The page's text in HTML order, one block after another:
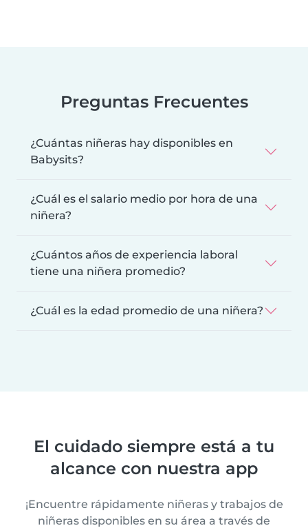
Preguntas Frecuentes
¿Cuántas niñeras hay disponibles en
Babysits?
¿Cuál es el salario medio por hora de una
niñera?
¿Cuántos años de experiencia laboral
tiene una niñera promedio?
¿Cuál es la edad promedio de una niñera?
El cuidado siempre está a tu
alcance con nuestra app
¡Encuentre rápidamente niñeras y trabajos de
niñeras disponibles en su área a través de